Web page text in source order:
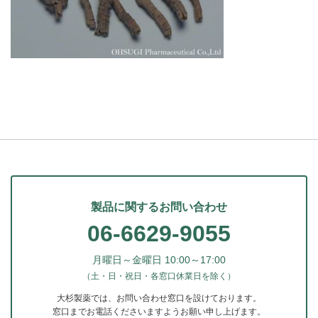
製品に関するお問い合わせ
06-6629-9055
月曜日～金曜日 10:00～17:00
（土・日・祝日・各窓口休業日を除く）
大杉製薬では、お問い合わせ窓口を設けております。
窓口までお電話くださいますようお願い申し上げます。